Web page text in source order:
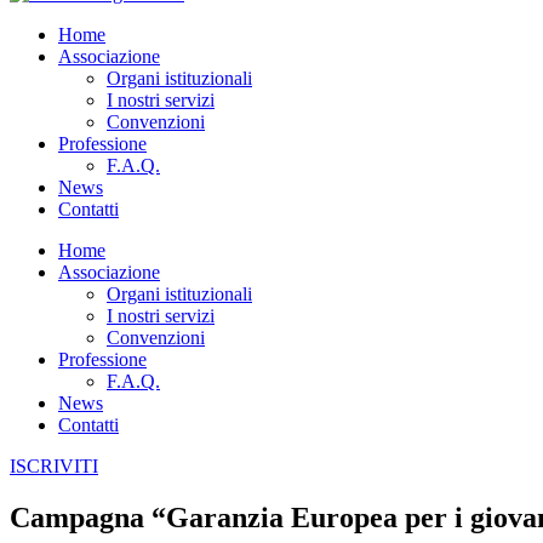
Home
Associazione
Organi istituzionali
I nostri servizi
Convenzioni
Professione
F.A.Q.
News
Contatti
Home
Associazione
Organi istituzionali
I nostri servizi
Convenzioni
Professione
F.A.Q.
News
Contatti
ISCRIVITI
Campagna “Garanzia Europea per i